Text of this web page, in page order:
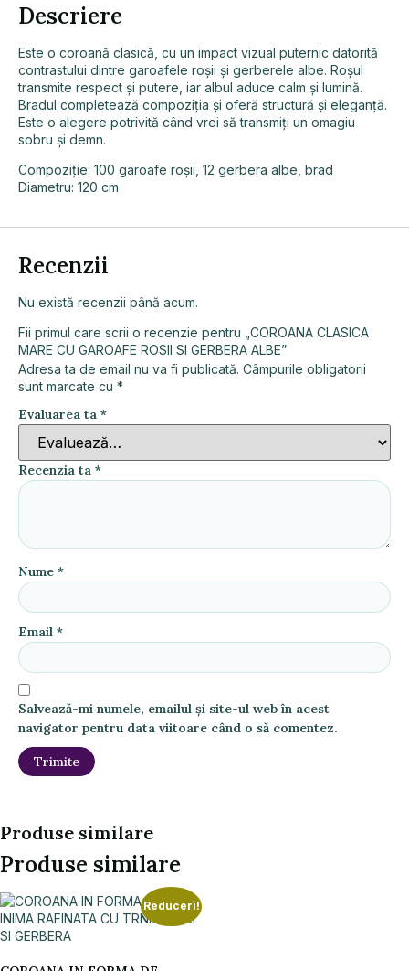
Descriere
Este o coroană clasică, cu un impact vizual puternic datorită
contrastului dintre garoafele roșii și gerberele albe. Roșul
transmite respect și putere, iar albul aduce calm și lumină.
Bradul completează compoziția și oferă structură și eleganță.
Este o alegere potrivită când vrei să transmiți un omagiu
sobru și demn.
Compoziție: 100 garoafe roșii, 12 gerbera albe, brad
Diametru: 120 cm
Recenzii
Nu există recenzii până acum.
Fii primul care scrii o recenzie pentru „COROANA CLASICA
MARE CU GAROAFE ROSII SI GERBERA ALBE”
Adresa ta de email nu va fi publicată. Câmpurile obligatorii
sunt marcate cu *
Evaluarea ta *
Recenzia ta *
Nume *
Email *
Salvează-mi numele, emailul și site-ul web în acest
navigator pentru data viitoare când o să comentez.
Produse similare
Produse similare
Reduceri!